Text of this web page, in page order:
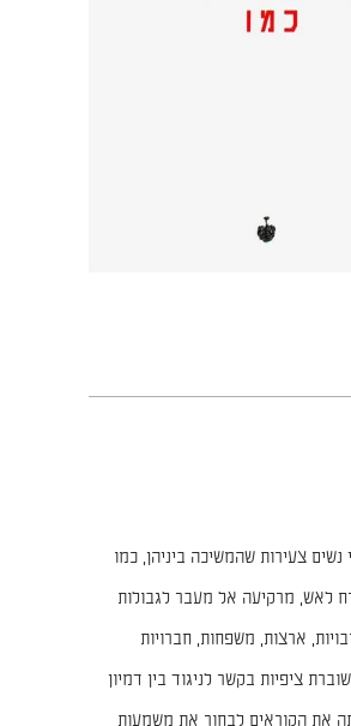
נשים צעירות שהמשיכה ביניהן, כמו
לאש, מרקיעה אל מעבר לגבולות
ארצות, משפחות, חברויות
ציפיות בקשר לניגוד בין דמיון
את הקוראים לבחור את משמעות